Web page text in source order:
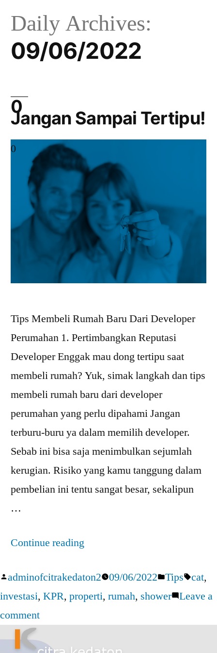
Daily Archives:
09/06/2022
Jangan Sampai Tertipu!
Tips Membeli Rumah Baru Dari Developer
Perumahan 1. Pertimbangkan Reputasi
Developer Enggak mau dong tertipu saat
membeli rumah? Yuk, simak langkah dan tips
membeli rumah baru dari developer
perumahan yang perlu dipahami Jangan
terburu-buru ya dalam memilih developer.
Sebab ini bisa saja menimbulkan sejumlah
kerugian. Risiko yang kamu tanggung dalam
pembelian ini tentu sangat besar, sekalipun
…
Continue reading
adminofcitrakedaton2 09/06/2022 Tips cat,
investasi, KPR, properti, rumah, shower Leave a
comment